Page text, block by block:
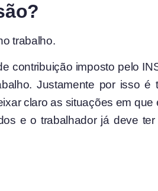
trabalho.
contribuição imposto pelo
Justamente por isso é
claro as situações em que
e o trabalhador já deve ter